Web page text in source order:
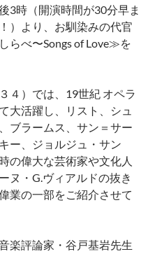
3時（開演時間が30分早ま
）より、お馴染みの代官
らべ〜Songs of Love≫を
４）では、19世紀 オペラ
大活躍し、リスト、シュ
ブラームス、サン＝サー
ー、ジョルジュ・サン
の偉大な芸術家や文化人
ヌ・G.ヴィアルドの抜き
業の一部をご紹介させて
楽評論家・谷戸基岩先生